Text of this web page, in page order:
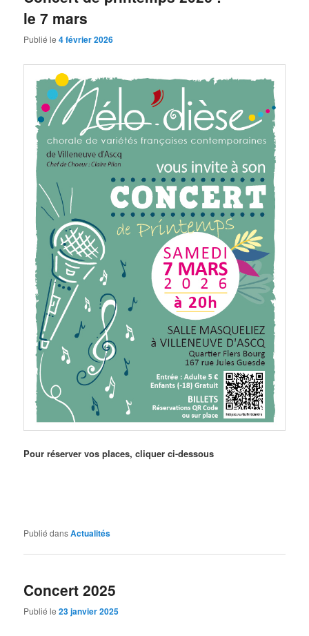
le 7 mars
Publié le4 février 2026
Pour réserver vos places, cliquer ci-dessous
Publié dansActualités
Concert 2025
Publié le23 janvier 2025